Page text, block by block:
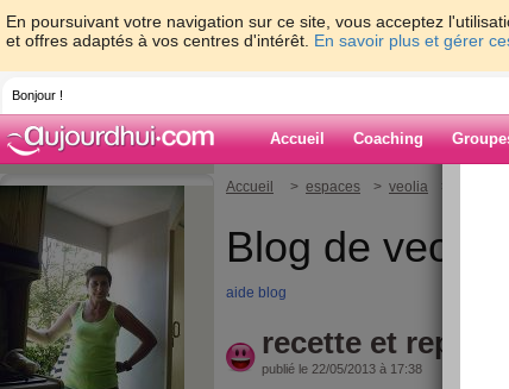
En poursuivant votre navigation sur ce site, vous acceptez
et offres adaptés à vos centres d'intérêt. En savoir plus et gérer
Bonjour !
Accueil Coaching
Accueil > espaces > veolia
Blog de veolia
aide blog
recette et repas
publié le 22/05/2013 à 17:38